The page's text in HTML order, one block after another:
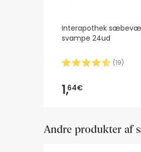
Interapothek
svampe 24ud
(19)
1,64€
Andre produkter af